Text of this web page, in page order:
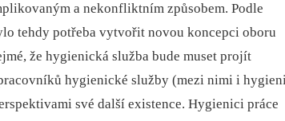
a nekonfliktním způsobem. Podle
tehdy potřeba vytvořit novou koncepci oboru
že hygienická služba bude muset projít
hygienické služby (mezi nimi i
své další existence. Hygienici práce